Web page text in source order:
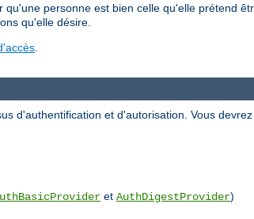
personne est bien celle qu'elle prétend
qu'elle désire.
.
d'authentification et d'autorisation. Vous
et AuthDigestProvider)